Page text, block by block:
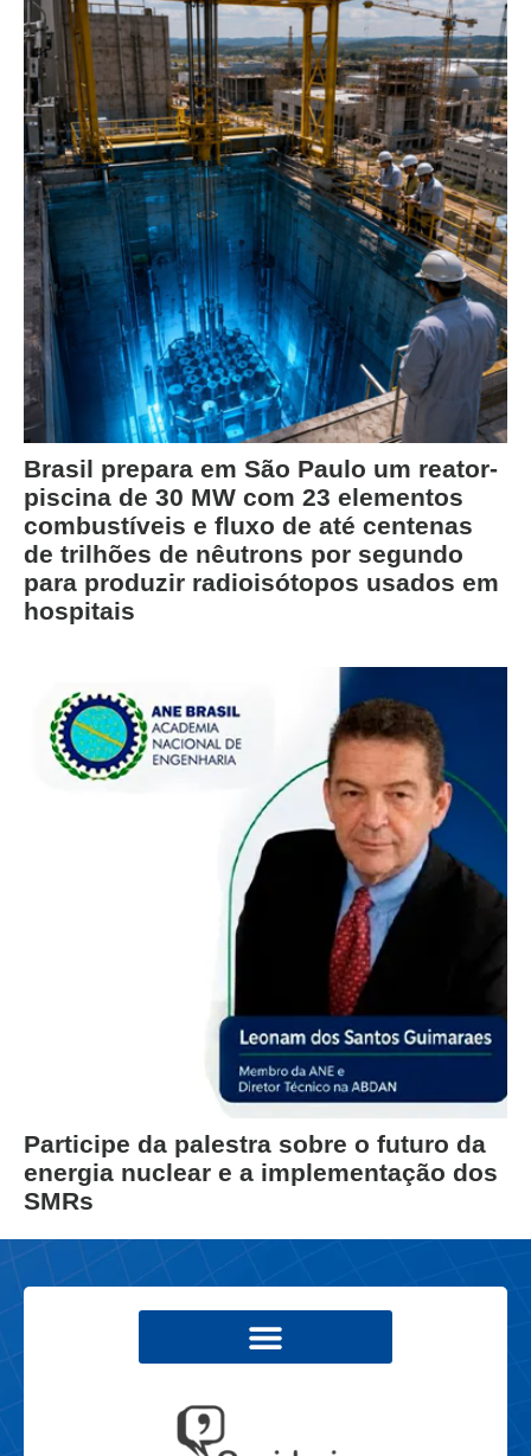
Brasil prepara em São Paulo um reator-
piscina de 30 MW com 23 elementos
combustíveis e fluxo de até centenas
de trilhões de nêutrons por segundo
para produzir radioisótopos usados em
hospitais
Participe da palestra sobre o futuro da
energia nuclear e a implementação dos
SMRs